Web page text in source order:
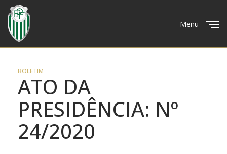
Menu
BOLETIM
ATO DA
PRESIDÊNCIA: Nº
24/2020